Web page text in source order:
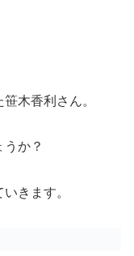
木香利さん。
か？
きます。